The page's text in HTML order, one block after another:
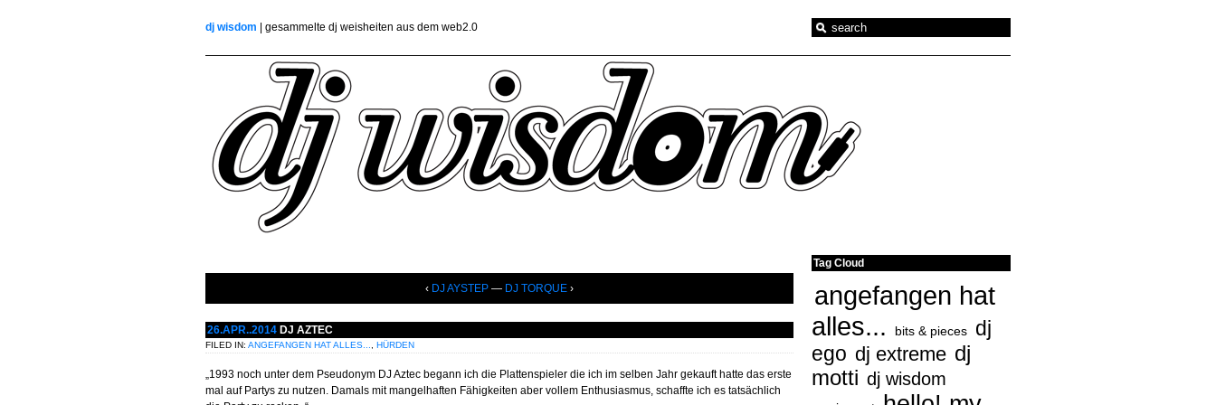
dj wisdom | gesammelte dj weisheiten aus dem web2.0
‹ DJ AYSTEP — DJ TORQUE ›
26.APR..2014 DJ AZTEC
FILED IN: ANGEFANGEN HAT ALLES..., HÜRDEN
„1993 noch unter dem Pseudonym DJ Aztec begann ich die Plattenspieler die ich im selben Jahr gekauft hatte das erste
mal auf Partys zu nutzen. Damals mit mangelhaften Fähigkeiten aber vollem Enthusiasmus, schaffte ich es tatsächlich
Tag Cloud
angefangen hat
alles...
bits & pieces
dj
ego dj extreme dj
motti dj wisdom